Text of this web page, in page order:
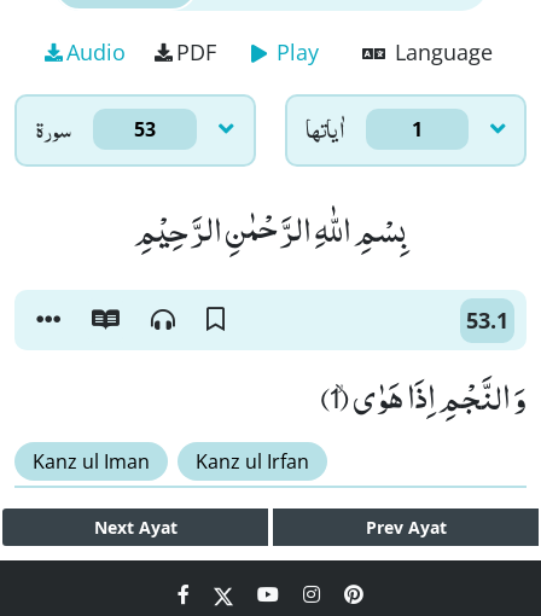
Audio PDF Play Language
سورۃ 53 اٰياتها 1
بِسْمِ اللّٰهِ الرَّحْمٰنِ الرَّحِیْمِ
53.1
وَ النَّجْمِ اِذَا هَوٰىۙ (1)
Kanz ul Iman Kanz ul Irfan
Next Ayat Prev Ayat